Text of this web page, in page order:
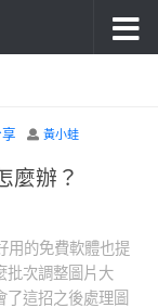
黃小蛙
麼辦？
用的免費軟體也提
批次調整圖片大
了這招之後處理圖